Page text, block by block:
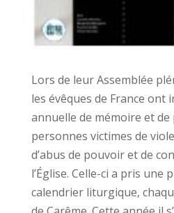
Lors de leur Assemblée
les évêques de France
annuelle de mémoire et
personnes victimes de
d’abus de pouvoir et de
l’Église. Celle-ci a pris une
calendrier liturgique,